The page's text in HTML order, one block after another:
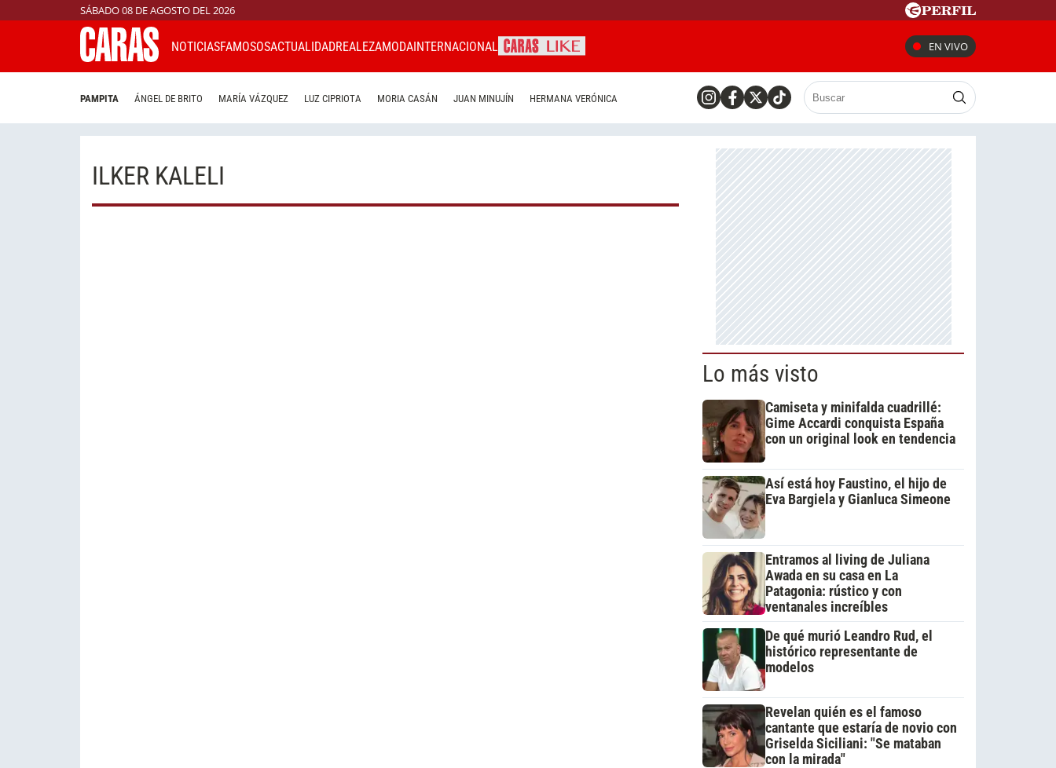
SÁBADO 08 DE AGOSTO DEL 2026
NOTICIASFAMOSOSACTUALIDADREALEZAMODAINTERNACIONAL EN VIVO
PAMPITA ÁNGEL DE BRITO MARÍA VÁZQUEZ LUZ CIPRIOTA MORIA CASÁN JUAN MINUJÍN HERMANA VERÓNICA
ILKER KALELI
Lo más visto
Camiseta y minifalda cuadrillé:
Gime Accardi conquista España
con un original look en tendencia
Así está hoy Faustino, el hijo de
Eva Bargiela y Gianluca Simeone
Entramos al living de Juliana
Awada en su casa en La
Patagonia: rústico y con
ventanales increíbles
De qué murió Leandro Rud, el
histórico representante de
modelos
Revelan quién es el famoso
cantante que estaría de novio con
Griselda Siciliani: "Se mataban
con la mirada"